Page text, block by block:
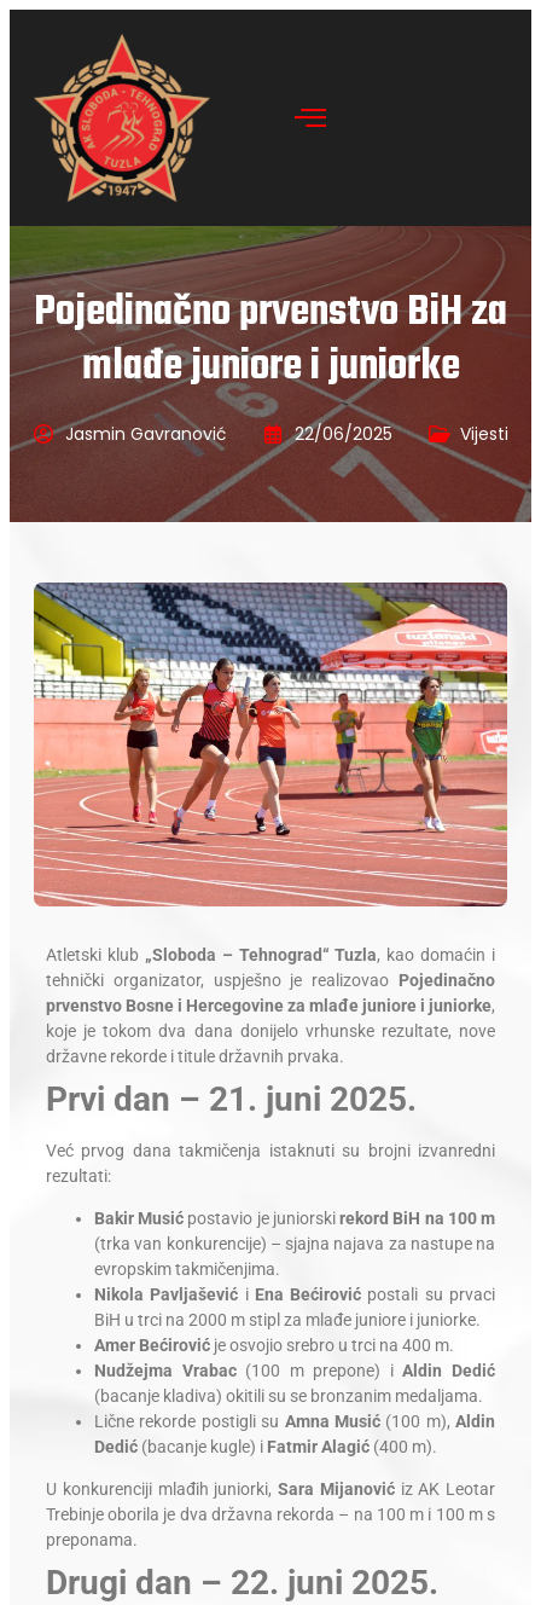
Pojedinačno prvenstvo BiH za
mlađe juniore i juniorke
Jasmin Gavranović 22/06/2025 Vijesti
Atletski klub „Sloboda – Tehnograd“ Tuzla, kao domaćin i
tehnički organizator, uspješno je realizovao Pojedinačno
prvenstvo Bosne i Hercegovine za mlađe juniore i juniorke,
koje je tokom dva dana donijelo vrhunske rezultate, nove
državne rekorde i titule državnih prvaka.
Prvi dan – 21. juni 2025.
Već prvog dana takmičenja istaknuti su brojni izvanredni
rezultati:
Bakir Musić postavio je juniorskirekord BiH na 100 m
(trka van konkurencije) – sjajna najava za nastupe na
evropskim takmičenjima.
Nikola Pavljašević i Ena Bećirović postali su prvaci
BiH u trci na 2000 m stipl za mlađe juniore i juniorke.
Amer Bećirović je osvojio srebro u trci na 400 m.
Nudžejma Vrabac(100 m prepone) iAldin Dedić
(bacanje kladiva) okitili su se bronzanim medaljama.
Lične rekorde postigli su Amna Musić(100 m), Aldin
Dedić (bacanje kugle) i Fatmir Alagić (400 m).
U konkurenciji mlađih juniorki, Sara Mijanovićiz AK Leotar
Trebinje oborila je dva državna rekorda – na 100 m i 100 m s
preponama.
Drugi dan – 22. juni 2025.